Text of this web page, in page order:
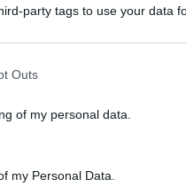
party tags to use your data
Outs
of my personal data.
my Personal Data.
Γκριν: Διπλή
έξω για
υπέστη διπλή ρήξη στον